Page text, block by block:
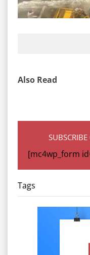
Also Read
[mc4wp_form
Tags